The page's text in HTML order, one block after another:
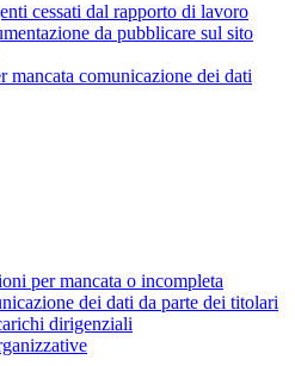
cessati dal rapporto di lavoro
da pubblicare sul sito
mancata comunicazione dei dati
per mancata o incompleta
dei dati da parte dei titolari
dirigenziali